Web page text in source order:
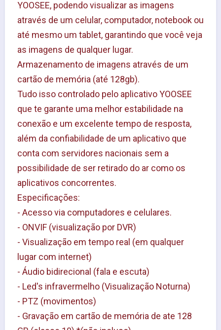
YOOSEE, podendo visualizar as imagens
através de um celular, computador, notebook ou
até mesmo um tablet, garantindo que você veja
as imagens de qualquer lugar.
Armazenamento de imagens através de um
cartão de memória (até 128gb).
Tudo isso controlado pelo aplicativo YOOSEE
que te garante uma melhor estabilidade na
conexão e um excelente tempo de resposta,
além da confiabilidade de um aplicativo que
conta com servidores nacionais sem a
possibilidade de ser retirado do ar como os
aplicativos concorrentes.
Especificações:
- Acesso via computadores e celulares.
- ONVIF (visualização por DVR)
- Visualização em tempo real (em qualquer
lugar com internet)
- Áudio bidirecional (fala e escuta)
- Led's infravermelho (Visualização Noturna)
- PTZ (movimentos)
- Gravação em cartão de memória de ate 128